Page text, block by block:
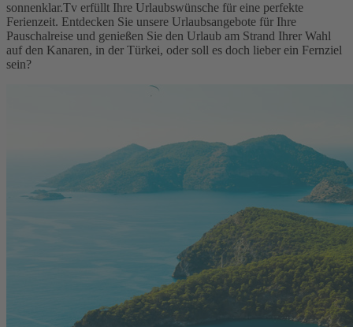
sonnenklar.Tv erfüllt Ihre Urlaubswünsche für eine perfekte
Ferienzeit. Entdecken Sie unsere Urlaubsangebote für Ihre
Pauschalreise und genießen Sie den Urlaub am Strand Ihrer Wahl
auf den Kanaren, in der Türkei, oder soll es doch lieber ein Fernziel
sein?